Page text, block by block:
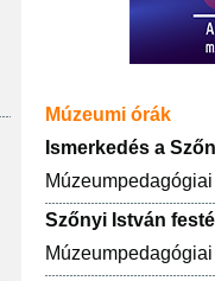
Múzeumi órák
Ismerkedés a
Szőnyi István